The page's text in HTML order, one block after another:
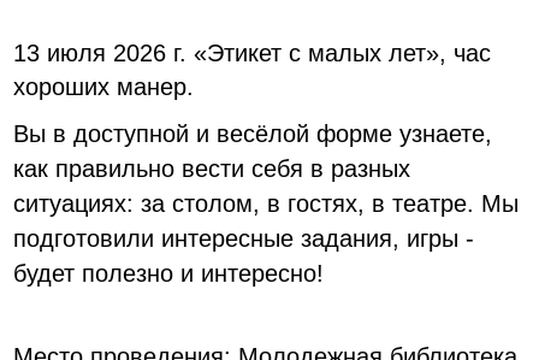
13 июля 2026 г. «Этикет с малых лет», час
хороших манер.
Вы в доступной и весёлой форме узнаете,
как правильно вести себя в разных
ситуациях: за столом, в гостях, в театре. Мы
подготовили интересные задания, игры -
будет полезно и интересно!